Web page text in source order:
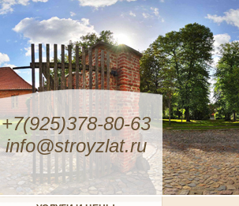
+7(925)378-80-63
info@stroyzlat.ru